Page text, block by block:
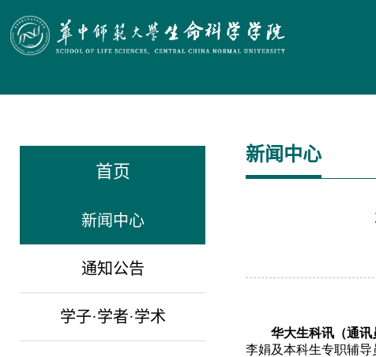
首页
新闻中心
通知公告
学子·学者·学术
新闻中心
华大生科讯（通讯
李娟及本科生专职辅导